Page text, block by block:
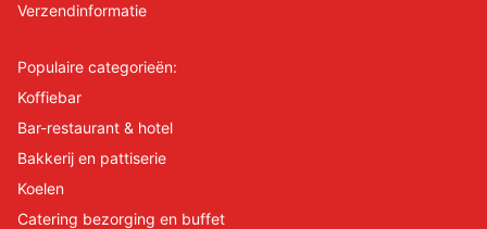
Verzendinformatie
Populaire categorieën:
Koffiebar
Bar-restaurant & hotel
Bakkerij en pattiserie
Koelen
Catering bezorging en buffet